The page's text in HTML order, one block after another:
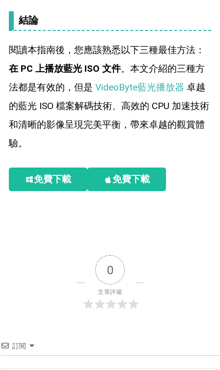
結論
閱讀本指南後，您應該熟悉以下三種最佳方法：
在 PC 上播放藍光 ISO 文件。本文介紹的三種方
法都是有效的，但是 VideoByte藍光播放器 卓越
的藍光 ISO 檔案解碼技術、高效的 CPU 加速技術
和清晰的影像呈現完美平衡，帶來卓越的觀賞體
驗。
免費下載 免費下載
0
文章評級
訂閱